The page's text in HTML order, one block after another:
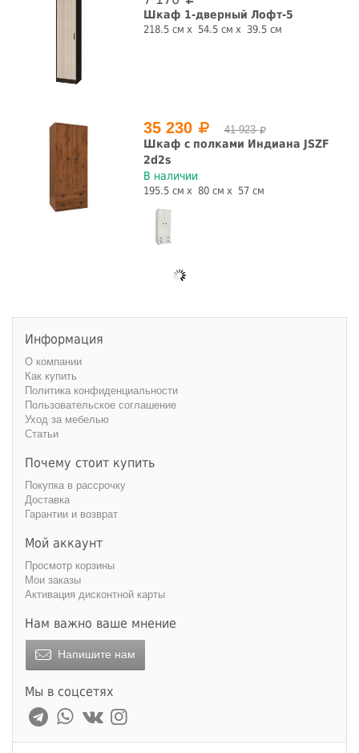
Шкаф 1-дверный Лофт-5
218.5 см 54.5 см 39.5 см
35 230 41 923
Шкаф с полками Индиана JSZF
2d2s
В наличии
195.5 см 80 см 57 см
Информация
О компании
Как купить
Политика конфиденциальности
Пользовательское соглашение
Уход за мебелью
Статьи
Почему стоит купить
Покупка в рассрочку
Доставка
Гарантии и возврат
Мой аккаунт
Просмотр корзины
Мои заказы
Активация дисконтной карты
Нам важно ваше мнение
Напишите нам
Мы в соцсетях